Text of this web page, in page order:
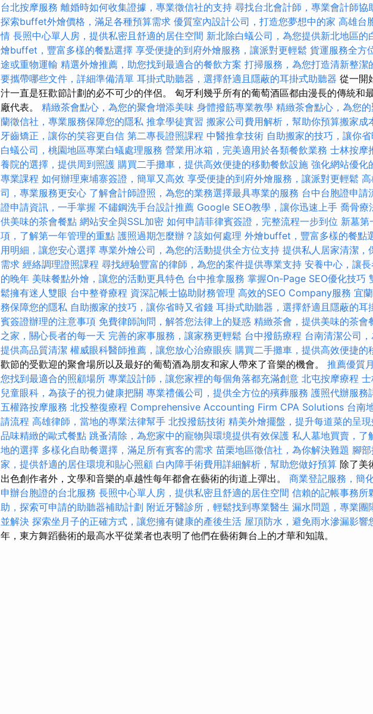
台北按摩服務 離婚時如何收集證據，專業徵信社的支持 尋找台北會計師，專業會計師協
探索buffet外燴價格，滿足各種預算需求 優質室內設計公司，打造您夢想中的家 高雄台
情 長照中心單人房，提供私密且舒適的居住空間 新北除白蟻公司，為您提供新北地區的
燴buffet，豐富多樣的餐點選擇 享受便捷的到府外燴服務，讓派對更輕鬆 貨運服務全方
途或重物運輸 精選外燴推薦，助您找到最適合的餐飲方案 打掃服務，為您打造清新整潔
要攜帶哪些文件，詳細準備清單 耳掛式助聽器，選擇舒適且隱蔽的耳掛式助聽器 從一開
汁一直是狂歡節計劃的必不可少的伴侶。 匈牙利幾乎所有的葡萄酒區都由漫長的傳統和
廠代表。 精緻茶會點心，為您的聚會增添美味 身體撥筋專業教學 精緻茶會點心，為您
蘭徵信社，專業服務保障您的隱私 推拿學徒實習 搬家公司費用解析，幫助你預算搬家成
牙齒矯正，讓你的笑容更自信 第二專長證照課程 中醫推拿技術 自助搬家的技巧，讓你
白蟻公司，桃園地區專業白蟻處理服務 營業用冰箱，完美適用於各類餐飲業務 士林按摩
養院的選擇，提供周到照護 購買二手攤車，提供高效便捷的移動餐飲設施 強化網站優化
專業課程 如何辦理柬埔寨簽證，簡單又高效 享受便捷的到府外燴服務，讓派對更輕鬆
司，專業服務更安心 了解會計師證照，為您的業務選擇最具專業的服務 台中台胞證申請
證申請資訊，一手掌握 不鏽鋼洗手台設計推薦 Google SEO教學，讓你迅速上手 喬骨療
供美味的茶會餐點 網站安全與SSL加密 如何申請菲律賓簽證，完整流程一步到位 新墓第
項，了解第一年管理的重點 護照過期怎麼辦？該如何處理 外燴buffet，豐富多樣的餐點
用明細，讓您安心選擇 專業外燴公司，為您的活動提供全方位支持 提供私人居家清潔，
需求 經絡調理證照課程 尋找經驗豐富的律師，為您的案件提供專業支持 安養中心，讓
的晚年 美味餐點外燴，讓您的活動更具特色 台中推拿服務 掌握On-Page SEO優化技巧
鬆擁有迷人雙眼 台中整脊療程 資深記帳士協助財務管理 高效的SEO Company服務 宜
務保障您的隱私 自助搬家的技巧，讓你省時又省錢 耳掛式助聽器，選擇舒適且隱蔽的耳
賓簽證辦理的注意事項 免費律師詢問，解答您法律上的疑惑 精緻茶會，提供美味的茶會
之家，關心長者的每一天 完善的家事服務，讓家務更輕鬆 台中撥筋療程 台南清潔公司
提供高品質清潔 權威眼科醫師推薦，讓您放心治療眼疾 購買二手攤車，提供高效便捷的
歡節的受歡迎的聚會場所以及最好的葡萄酒為朋友和家人帶來了音樂的機會。 推薦優質
您找到最適合的照顧場所 專業設計師，讓您家裡的每個角落都充滿創意 北屯按摩療程
兒童眼科，為孩子的視力健康把關 專業禮儀公司，提供全方位的殯葬服務 護照代辦服務
五權路按摩服務 北投整復療程 Comprehensive Accounting Firm CPA Solutions 台南
請流程 高雄律師，當地的專業法律幫手 北投撥筋技術 精美外燴擺盤，提升每道菜的呈
品味精緻的歐式餐點 跳蚤清除，為您家中的寵物與環境提供有效保護 私人墓地買賣，了
地的選擇 多樣化自助餐選擇，滿足所有賓客的需求 苗栗地區徵信社，為你解決難題 腳
家，提供舒適的居住環境和貼心照顧 白內障手術費用詳細解析，幫助您做好預算 除了美
出色創作者外，文學和音樂的卓越性每年都會在藝術的街道上彈出。 商業登記服務，簡
申辦台胞證的台北服務 長照中心單人房，提供私密且舒適的居住空間 信賴的記帳事務所
助，探索可申請的助聽器補助計劃 附近牙醫診所，輕鬆找到專業醫生 漏水問題，專業團
並解決 探索坐月子的正確方式，讓您擁有健康的產後生活 屋頂防水，避免雨水滲漏影響
年，東方舞蹈藝術的最高水平從業者也表明了他們在藝術舞台上的才華和知識。